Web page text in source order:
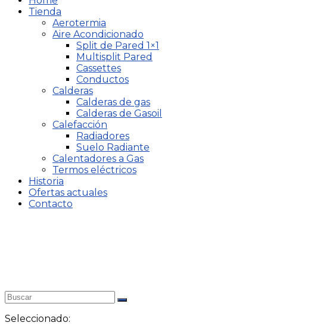
Tienda
Aerotermia
Aire Acondicionado
Split de Pared 1×1
Multisplit Pared
Cassettes
Conductos
Calderas
Calderas de gas
Calderas de Gasoil
Calefacción
Radiadores
Suelo Radiante
Calentadores a Gas
Termos eléctricos
Historia
Ofertas actuales
Contacto
Seleccionado: